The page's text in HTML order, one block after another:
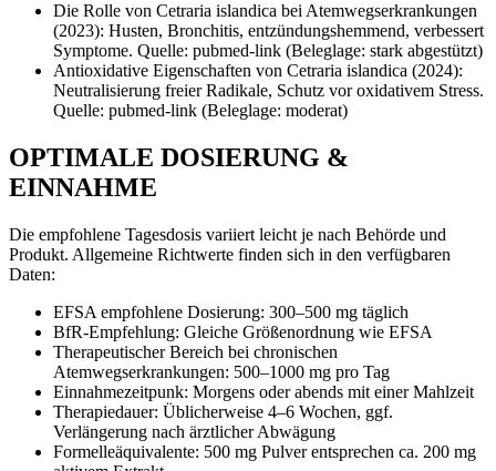
Die Rolle von Cetraria islandica bei Atemwegserkrankungen
(2023): Husten, Bronchitis, entzündungshemmend, verbessert
Symptome. Quelle: pubmed-link (Beleglage: stark abgestützt)
Antioxidative Eigenschaften von Cetraria islandica (2024):
Neutralisierung freier Radikale, Schutz vor oxidativem Stress.
Quelle: pubmed-link (Beleglage: moderat)
OPTIMALE DOSIERUNG &
EINNAHME
Die empfohlene Tagesdosis variiert leicht je nach Behörde und
Produkt. Allgemeine Richtwerte finden sich in den verfügbaren
Daten:
EFSA empfohlene Dosierung: 300–500 mg täglich
BfR‑Empfehlung: Gleiche Größenordnung wie EFSA
Therapeutischer Bereich bei chronischen
Atemwegserkrankungen: 500–1000 mg pro Tag
Einnahmezeitpunk: Morgens oder abends mit einer Mahlzeit
Therapiedauer: Üblicherweise 4–6 Wochen, ggf.
Verlängerung nach ärztlicher Abwägung
Formelleäquivalente: 500 mg Pulver entsprechen ca. 200 mg